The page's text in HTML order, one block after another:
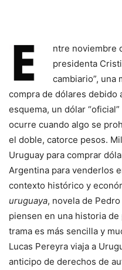
ntre noviembre
presidenta
cambiario”, una
compra de dólares debido
esquema, un dólar
ocurre cuando algo se
el doble, catorce pesos.
Uruguay para comprar
Argentina para venderlos
contexto histórico y
uruguaya, novela de
piensen en una historia
trama es más sencilla y
Lucas Pereyra viaja a
anticipo de derechos de